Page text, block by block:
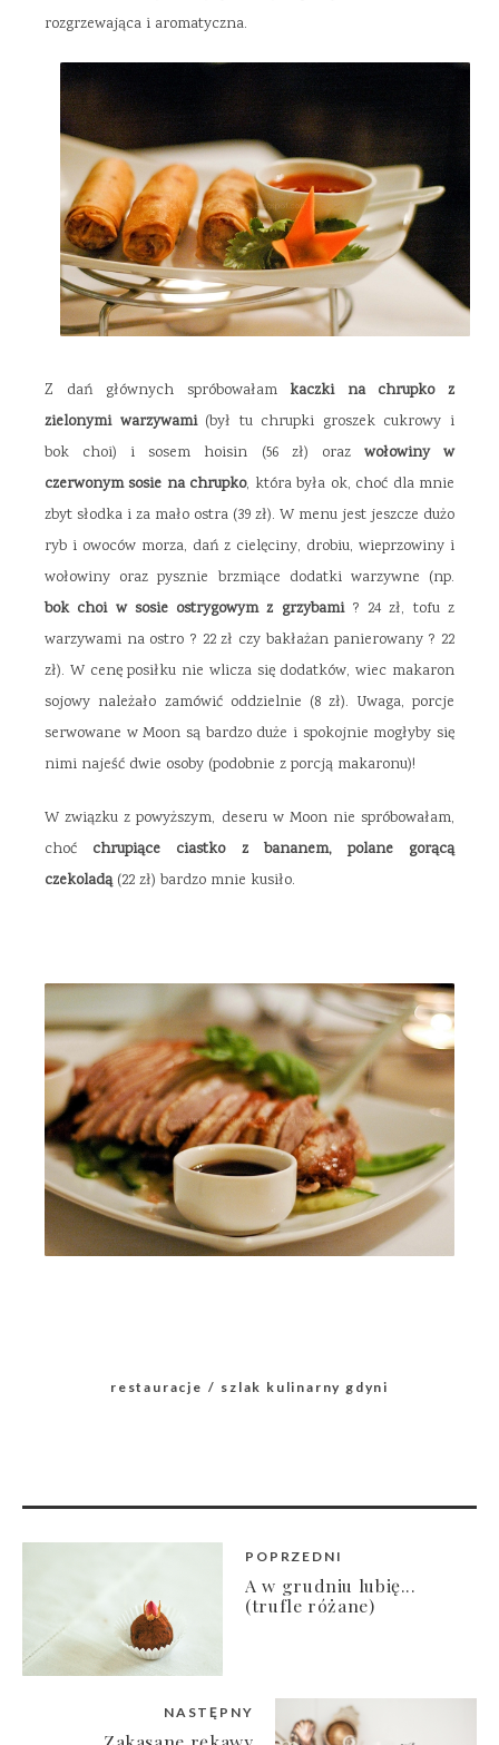
rozgrzewająca i aromatyczna.
Z dań głównych spróbowałam kaczki na chrupko z
zielonymi warzywami(był tu chrupki groszek cukrowy i
bok choi) i sosem hoisin (56 zł) oraz wołowiny w
czerwonym sosie na chrupko, która była ok, choć dla mnie
zbyt słodka i za mało ostra (39 zł). W menu jest jeszcze dużo
ryb i owoców morza, dań z cielęciny, drobiu, wieprzowiny i
wołowiny oraz pysznie brzmiące dodatki warzywne (np.
bok choi w sosie ostrygowym z grzybami? 24 zł, tofu z
warzywami na ostro ? 22 zł czy bakłażan panierowany ? 22
zł). W cenę posiłku nie wlicza się dodatków, wiec makaron
sojowy należało zamówić oddzielnie (8 zł). Uwaga, porcje
serwowane w Moon są bardzo duże i spokojnie mogłyby się
nimi najeść dwie osoby (podobnie z porcją makaronu)!
W związku z powyższym, deseru w Moon nie spróbowałam,
choć chrupiące ciastko z bananem, polane gorącą
czekoladą(22 zł) bardzo mnie kusiło.
restauracje szlak kulinarny gdyni
POPRZEDNI
A w grudniu lubię...
(trufle różane)
NASTĘPNY